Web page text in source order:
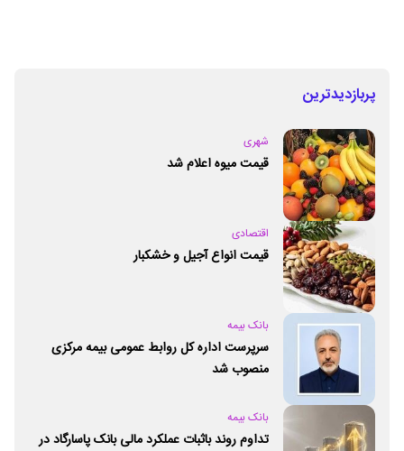
پربازدیدترین
شهری
قیمت میوه اعلام شد
اقتصادی
قیمت انواع آجیل و خشکبار
بانک بیمه
سرپرست اداره کل روابط عمومی بیمه مرکزی
منصوب شد
بانک بیمه
تداوم روند باثبات عملکرد مالی بانک پاسارگاد در